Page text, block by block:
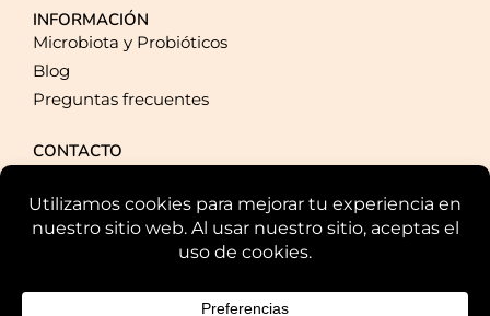
INFORMACIÓN
Microbiota y Probióticos
Blog
Preguntas frecuentes
CONTACTO
pqpresponde@plusquampharma.com
Parque Científico y Tecnológico de Extremadura Av. de la
Investigación, s/n., 06006, Badajoz